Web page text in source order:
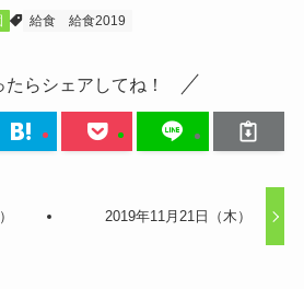
給食 給食2019
たらシェアしてね！
2019年11月21日（木）